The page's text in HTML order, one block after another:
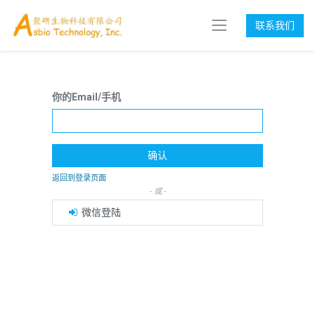
联系我们
你的Email/手机
确认
返回到登录页面
- 或 -
微信登陆